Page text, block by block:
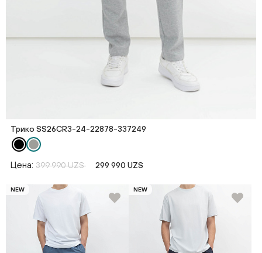
Трико SS26CR3-24-22878-337249
Цена: 399 990 UZS 299 990 UZS
NEW NEW